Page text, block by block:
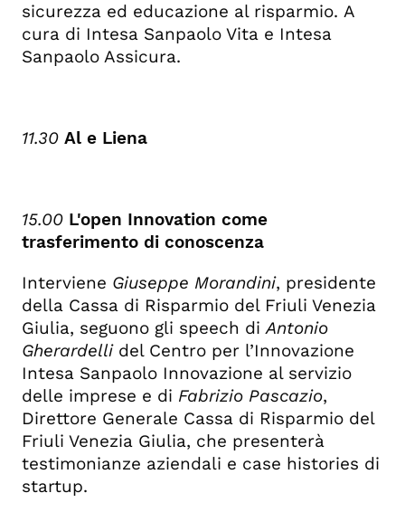
sicurezza ed educazione al risparmio. A
cura di Intesa Sanpaolo Vita e Intesa
Sanpaolo Assicura.
11.30 Al e Liena
15.00 L'open Innovation come
trasferimento di conoscenza
Interviene Giuseppe Morandini, presidente
della Cassa di Risparmio del Friuli Venezia
Giulia, seguono gli speech diAntonio
Gherardellidel Centro per l’Innovazione
Intesa Sanpaolo Innovazione al servizio
delle imprese e di Fabrizio Pascazio,
Direttore Generale Cassa di Risparmio del
Friuli Venezia Giulia, che presenterà
testimonianze aziendali e case histories di
startup.